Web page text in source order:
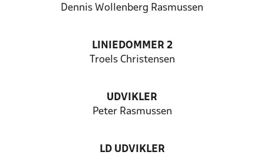
Dennis Wollenberg Rasmussen
LINIEDOMMER 2
Troels Christensen
UDVIKLER
Peter Rasmussen
LD UDVIKLER